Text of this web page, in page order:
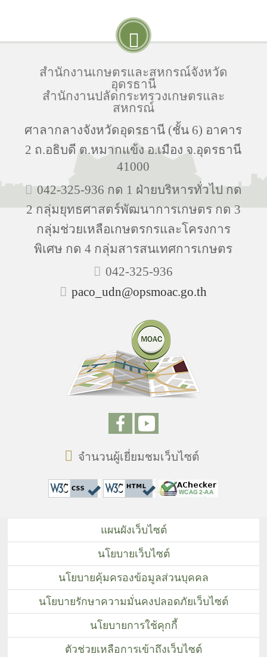
สำนักงานเกษตรและสหกรณ์จังหวัด
อุดรธานี
สำนักงานปลัดกระทรวงเกษตรและ
สหกรณ์
ศาลากลางจังหวัดอุดรธานี (ชั้น 6) อาคาร
2 ถ.อธิบดี ต.หมากแข้ง อ.เมือง จ.อุดรธานี
41000
042-325-936 กด 1 ฝ่ายบริหารทั่วไป กด
2 กลุ่มยุทธศาสตร์พัฒนาการเกษตร กด 3
กลุ่มช่วยเหลือเกษตรกรและโครงการ
พิเศษ กด 4 กลุ่มสารสนเทศการเกษตร
042-325-936
paco_udn@opsmoac.go.th
จำนวนผู้เยี่ยมชมเว็บไซต์
แผนผังเว็บไซต์
นโยบายเว็บไซต์
นโยบายคุ้มครองข้อมูลส่วนบุคคล
นโยบายรักษาความมั่นคงปลอดภัยเว็บไซต์
นโยบายการใช้คุกกี้
ตัวช่วยเหลือการเข้าถึงเว็บไซต์